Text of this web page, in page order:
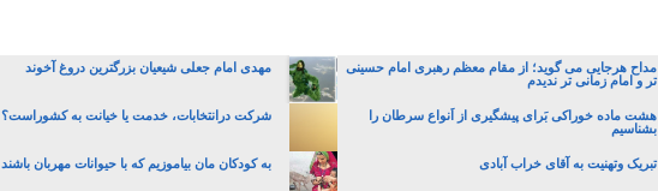
مداح هرجایی می گوید؛ از مقام معظم رهبری امام حسینی
تر و امام زمانی تر ندیدم
مهدی امام جعلی شیعیان بزرگترین دروغ آخوند
هشت ماده خوراکی بَرای پیشگیری از اَنواع سرطان را
بشناسیم
شرکت درانتخابات، خدمت یا خیانت به کشوراست؟
تبریک وتهنیت به آقای خراب آبادی به کودکان مان بیاموزیم که با حیوانات مهربان باشند